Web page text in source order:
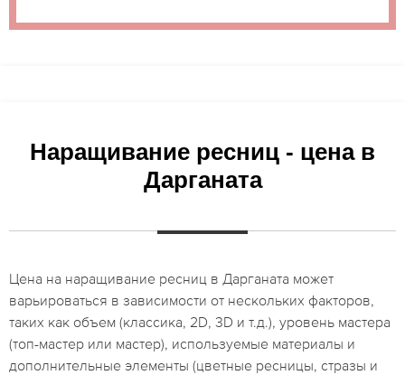
Наращивание ресниц - цена в
Дарганата
Цена на наращивание ресниц в Дарганата может
варьироваться в зависимости от нескольких факторов,
таких как объем (классика, 2D, 3D и т.д.), уровень мастера
(топ-мастер или мастер), используемые материалы и
дополнительные элементы (цветные ресницы, стразы и